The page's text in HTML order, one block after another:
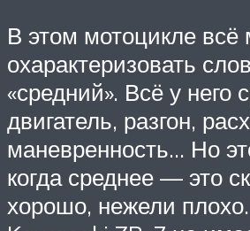
В этом мотоцикле всё
охарактеризовать
«средний». Всё у него
двигатель, разгон,
маневренность… Но
когда среднее — это
хорошо, нежели